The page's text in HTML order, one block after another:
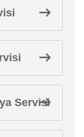
Servisi